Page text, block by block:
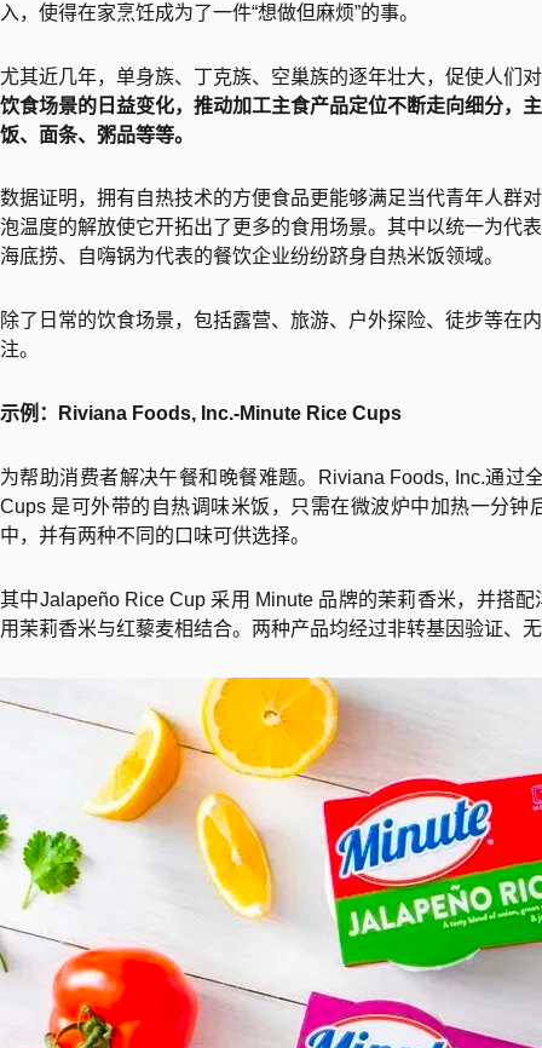
入，使得在家烹饪成为了一件“想做但麻烦”的事。
尤其近几年，单身族、丁克族、空巢族的逐年壮大，促使人们
饮食场景的日益变化，推动加工主食产品定位不断走向细分，
饭、面条、粥品等等。
数据证明，拥有自热技术的方便食品更能够满足当代青年人群
泡温度的解放使它开拓出了更多的食用场景。其中以统一为代
海底捞、自嗨锅为代表的餐饮企业纷纷跻身自热米饭领域。
除了日常的饮食场景，包括露营、旅游、户外探险、徒步等在
注。
示例：Riviana Foods, Inc.-Minute Rice Cups
为帮助消费者解决午餐和晚餐难题。Riviana Foods, Inc.通过
Cups 是可外带的自热调味米饭，只需在微波炉中加热一分
中，并有两种不同的口味可供选择。
其中Jalapeño Rice Cup 采用 Minute 品牌的茉莉香米，并搭
用茉莉香米与红藜麦相结合。两种产品均经过非转基因验证、